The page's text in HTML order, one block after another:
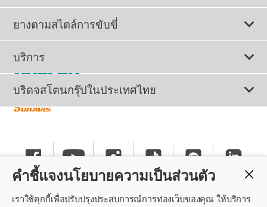
คำชี้แจงนโยบายความเป็นส่วนตัว
เราใช้คุกกี้เพื่อปรับปรุงประสบการณ์การท่องเว็บของคุณ ให้บริการ
ดูยางทั้งหมด
ยางรถยนต์นั่ง
ยางรถ SUV/CUV/4x4
ยางรถบรรทุกและรถโดยสาร
แค็ตตาล็อกยางรถยนต์
ยางตามสไตล์การขับขี่
ยางรถยนต์นุ่มเงียบ
ยางสปอร์ตสมรรถนะสูง
ยางรถยนต์ประหยัดน้ำมัน
ยางรถออฟโรด
ยางรันแฟลต
บริการ
ติดต่อเรา
คำแนะนำทั่วไปเกี่ยวกับการใช้ยาง
บริดจสโตนกรุ๊ปในประเทศไทย
ข่าวประชาสัมพันธ์
ร่วมงานกับบริดจสโตน